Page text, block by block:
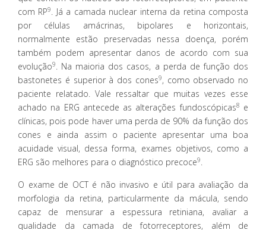
com RP9. Já a camada nuclear interna da retina composta
por células amácrinas, bipolares e horizontais,
normalmente estão preservadas nessa doença, porém
também podem apresentar danos de acordo com sua
evolução9. Na maioria dos casos, a perda de função dos
bastonetes é superior à dos cones9, como observado no
paciente relatado. Vale ressaltar que muitas vezes esse
achado na ERG antecede as alterações fundoscópicas8 e
clínicas, pois pode haver uma perda de 90% da função dos
cones e ainda assim o paciente apresentar uma boa
acuidade visual, dessa forma, exames objetivos, como a
ERG são melhores para o diagnóstico precoce9.
O exame de OCT é não invasivo e útil para avaliação da
morfologia da retina, particularmente da mácula, sendo
capaz de mensurar a espessura retiniana, avaliar a
qualidade da camada de fotorreceptores, além de